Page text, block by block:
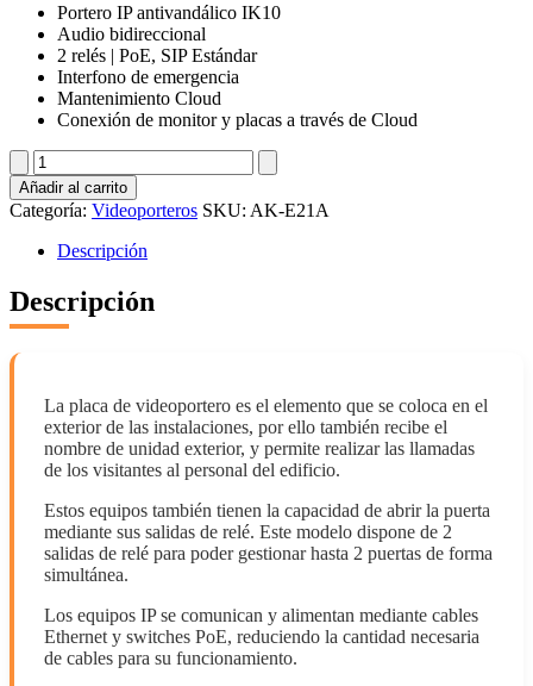
Portero IP antivandálico IK10
Audio bidireccional
2 relés | PoE, SIP Estándar
Interfono de emergencia
Mantenimiento Cloud
Conexión de monitor y placas a través de Cloud
AK-
E21A
cantidad
Añadir al carrito
Categoría: Videoporteros SKU: AK-E21A
Descripción
Descripción
La placa de videoportero es el elemento que se coloca en el
exterior de las instalaciones, por ello también recibe el
nombre de unidad exterior, y permite realizar las llamadas
de los visitantes al personal del edificio.
Estos equipos también tienen la capacidad de abrir la puerta
mediante sus salidas de relé. Este modelo dispone de 2
salidas de relé para poder gestionar hasta 2 puertas de forma
simultánea.
Los equipos IP se comunican y alimentan mediante cables
Ethernet y switches PoE, reduciendo la cantidad necesaria
de cables para su funcionamiento.